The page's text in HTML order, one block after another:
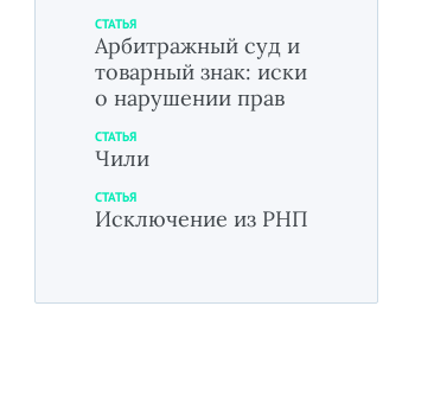
СТАТЬЯ
Арбитражный суд и
товарный знак: иски
о нарушении прав
СТАТЬЯ
Чили
СТАТЬЯ
Исключение из РНП